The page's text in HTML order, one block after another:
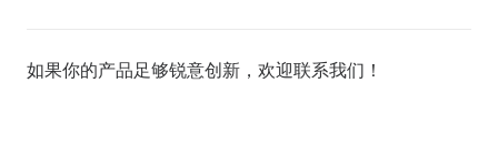
如果你的产品足够锐意创新，欢迎联系我们 ！